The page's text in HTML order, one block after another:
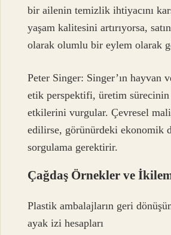
bir ailenin temizlik ihtiyacını
yaşam kalitesini artırıyorsa,
olarak olumlu bir eylem olarak
Peter Singer: Singer’ın hayvan
etik perspektifi, üretim
etkilerini vurgular. Çevresel
edilirse, görünürdeki ekonomik
sorgulama gerektirir.
Çağdaş Örnekler ve
Plastik ambalajların geri
ayak izi hesapları